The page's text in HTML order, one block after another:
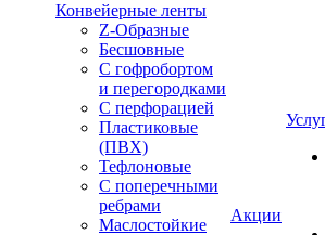
Конвейерные ленты
Z-Образные
Бесшовные
С гофробортом
и перегородками
С перфорацией
Пластиковые
(ПВХ)
Тефлоновые
С поперечными
ребрами
Маслостойкие
Акции